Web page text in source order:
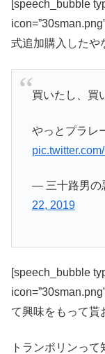
[speech_bubble
式追加購入した
買いたし、買
やっとプラレ
— 三十路男の
22, 2019
[speech_bubble
て興味をもって貰
トランポリンっ